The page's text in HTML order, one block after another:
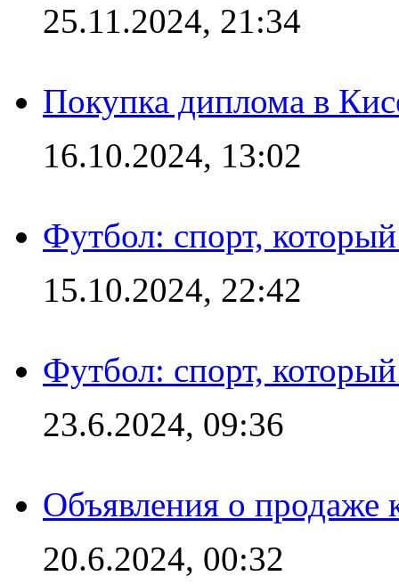
25.11.2024, 21:34
Покупка диплома в
16.10.2024, 13:02
Футбол: спорт,
15.10.2024, 22:42
Футбол: спорт,
23.6.2024, 09:36
Объявления о продаже
20.6.2024, 00:32